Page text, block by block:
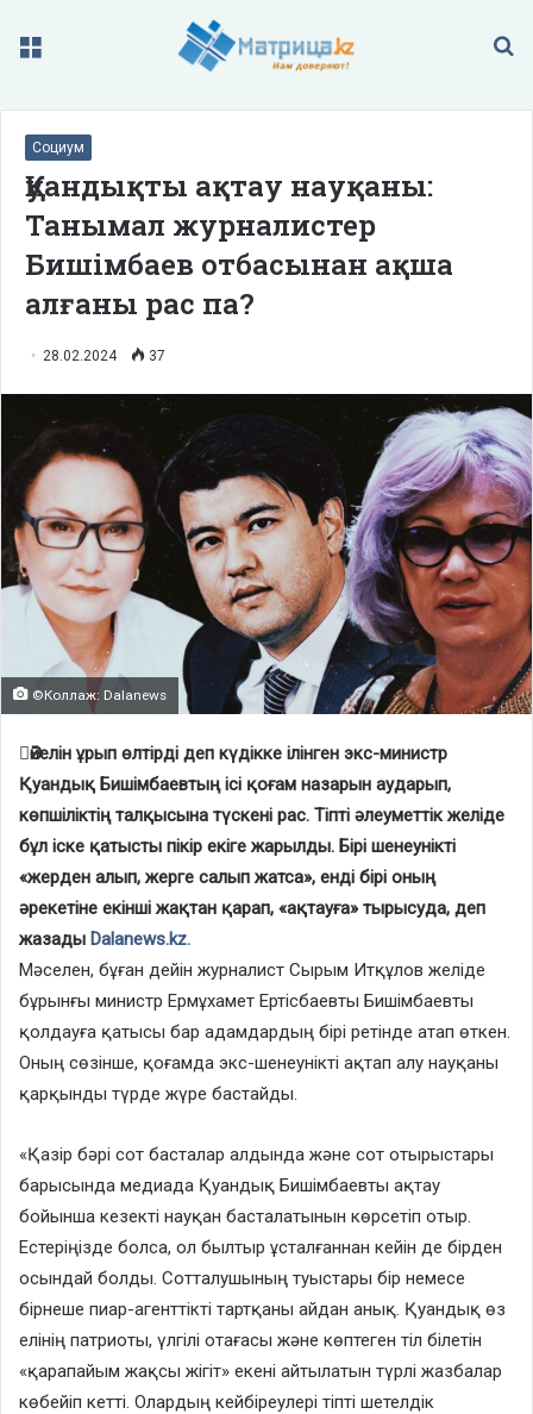
Меню
Социум
Қуандықты ақтау науқаны:
Танымал журналистер
Бишімбаев отбасынан ақша
алғаны рас па?
28.02.2024 37
©Коллаж: Dalanews
Әйелін ұрып өлтірді деп күдікке ілінген экс-министр
Қуандық Бишімбаевтың ісі қоғам назарын аударып,
көпшіліктің талқысына түскені рас. Тіпті әлеуметтік желіде
бұл іске қатысты пікір екіге жарылды. Бірі шенеунікті
«жерден алып, жерге салып жатса», енді бірі оның
әрекетіне екінші жақтан қарап, «ақтауға» тырысуда, деп
жазады Dalanews.kz.
Мәселен, бұған дейін журналист Сырым Итқұлов желіде
бұрынғы министр Ермұхамет Ертісбаевты Бишімбаевты
қолдауға қатысы бар адамдардың бірі ретінде атап өткен.
Оның сөзінше, қоғамда экс-шенеунікті ақтап алу науқаны
қарқынды түрде жүре бастайды.
«Қазір бәрі сот басталар алдында және сот отырыстары
барысында медиада Қуандық Бишімбаевты ақтау
бойынша кезекті науқан басталатынын көрсетіп отыр.
Естеріңізде болса, ол былтыр ұсталғаннан кейін де бірден
осындай болды. Сотталушының туыстары бір немесе
бірнеше пиар-агенттікті тартқаны айдан анық. Қуандық өз
елінің патриоты, үлгілі отағасы және көптеген тіл білетін
«қарапайым жақсы жігіт» екені айтылатын түрлі жазбалар
көбейіп кетті. Олардың кейбіреулері тіпті шетелдік